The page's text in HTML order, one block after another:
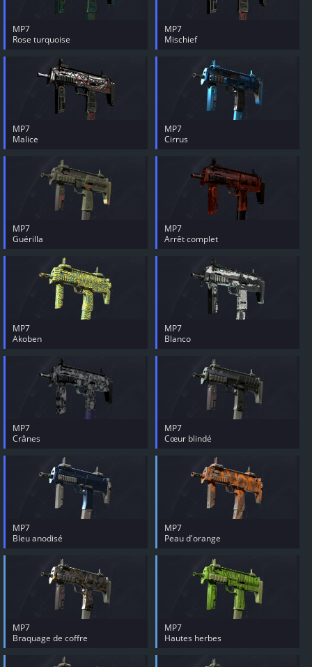
MP7
Rose turquoise
MP7
Mischief
MP7
Malice
MP7
Cirrus
MP7
Guérilla
MP7
Arrêt complet
MP7
Akoben
MP7
Blanco
MP7
Crânes
MP7
Cœur blindé
MP7
Bleu anodisé
MP7
Peau d'orange
MP7
Braquage de coffre
MP7
Hautes herbes